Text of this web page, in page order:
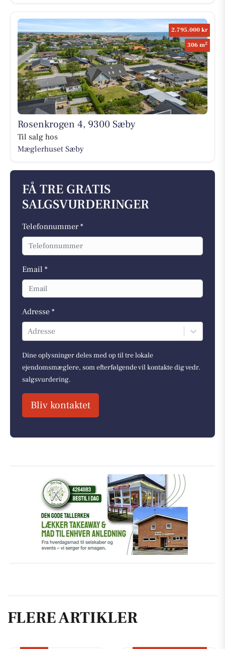
2.795.000 kr
306 m2
Rosenkrogen 4, 9300 Sæby
Til salg hos
Mæglerhuset Sæby
FÅ TRE GRATIS
SALGSVURDERINGER
Telefonnummer *
Email *
Adresse *
Adresse
Dine oplysninger deles med op til tre lokale
ejendomsmæglere, som efterfølgende vil kontakte dig vedr.
salgsvurdering.
Bliv kontaktet
FLERE ARTIKLER